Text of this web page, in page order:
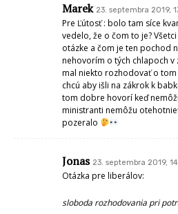
Marek 23. septembra 2019,
Pre Ľútosť : bolo tam síce
vedelo, že o čom to je?
otázke a čom je ten pochod
nehovorím o tých chlapoch
mal niekto rozhodovať o
chcú aby išli na zákrok k
tom dobre hovorí keď
ministranti nemôžu
pozeralo
Jonas 23. septembra 2019,
Otázka pre liberálov:
sloboda rozhodovania pri